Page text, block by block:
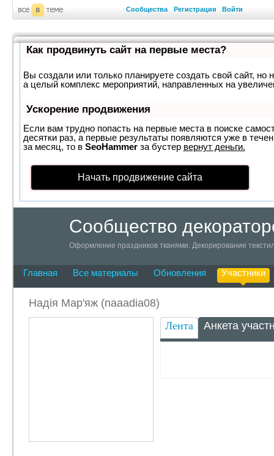
Сообщества Регистрация Войти
Как продвинуть сайт на первые места?
Вы создали или только планируете создать свой сайт, но
а целый комплекс мероприятий, направленных на
Ускорение продвижения
Если вам трудно попасть на первые места в поиске
десятки раз, а первые результаты появляются уже в
за месяц, то в SeoHammerза бустер вернут деньги.
Начать продвижение сайта
Сообщество
Оформление праздников тканями. Декорирование
Главная Все материалы Обновления Участники
Надія Мар'яж (naaadia08)
Лента
Анкета